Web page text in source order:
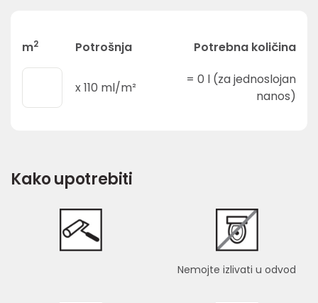
m2 Potrošnja Potrebna količina
x110 ml/m²
= 0 l (za jednoslojan
nanos)
Kako upotrebiti
Nemojte izlivati u odvod